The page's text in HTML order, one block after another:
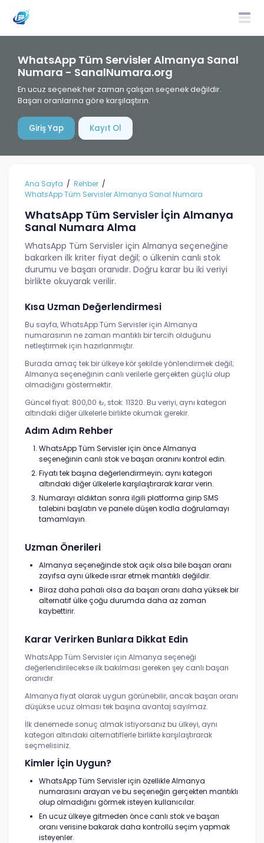
WhatsApp Tüm Servisler Almanya Sanal
Numara - SanalNumara.org
En ucuz seçenek her zaman çalışan seçenek değildir.
Başarı oranlarına göre karşılaştırın.
Giriş Yap Kayıt Ol
Ana Sayfa
Rehber
WhatsApp Tüm Servisler Almanya Sanal Numara
WhatsApp Tüm Servisler İçin Almanya
Sanal Numara Alma
WhatsApp Tüm Servisler için Almanya seçeneğine
bakarken ilk kriter fiyat değil; o ülkenin canlı stok
durumu ve başarı oranıdır. Doğru karar bu iki veriyi
birlikte okuyarak verilir.
Kısa Uzman Değerlendirmesi
Bu sayfa, WhatsApp Tüm Servisler için Almanya
numarasının ne zaman mantıklı bir tercih olduğunu
netleştirmek için hazırlanmıştır.
Burada amaç tek bir ülkeye kör şekilde yönlendirmek değil;
Almanya seçeneğinin canlı verilerle gerçekten güçlü olup
olmadığını göstermektir.
Güncel fiyat: 800,00 ₺, stok: 11320. Bu veriyi, aynı kategori
altındaki diğer ülkelerle birlikte okumak gerekir.
Adım Adım Rehber
WhatsApp Tüm Servisler için önce Almanya
seçeneğinin canlı stok ve başarı oranını kontrol edin.
Fiyatı tek başına değerlendirmeyin; aynı kategori
altındaki diğer ülkelerle karşılaştırarak karar verin.
Numarayı aldıktan sonra ilgili platforma girip SMS
talebini başlatın ve panele düşen kodla doğrulamayı
tamamlayın.
Uzman Önerileri
Almanya seçeneğinde stok açık olsa bile başarı oranı
zayıfsa aynı ülkede ısrar etmek mantıklı değildir.
Biraz daha pahalı olsa da başarı oranı daha yüksek bir
alternatif ülke çoğu durumda daha az zaman
kaybettirir.
Karar Verirken Bunlara Dikkat Edin
WhatsApp Tüm Servisler için Almanya seçeneği
değerlendirilecekse ilk bakılması gereken şey canlı başarı
oranıdır.
Almanya fiyat olarak uygun görünebilir, ancak başarı oranı
düşükse ucuz olması tek başına avantaj sayılmaz.
İlk denemede sonuç almak istiyorsanız bu ülkeyi, aynı
kategori altındaki alternatiflerle birlikte karşılaştırarak
seçmelisiniz.
Kimler İçin Uygun?
WhatsApp Tüm Servisler için özellikle Almanya
numarasını arayan ve bu seçeneğin gerçekten mantıklı
olup olmadığını görmek isteyen kullanıcılar.
En ucuz ülkeye gitmeden önce canlı stok ve başarı
oranı verisine bakarak daha kontrollü seçim yapmak
isteyenler.